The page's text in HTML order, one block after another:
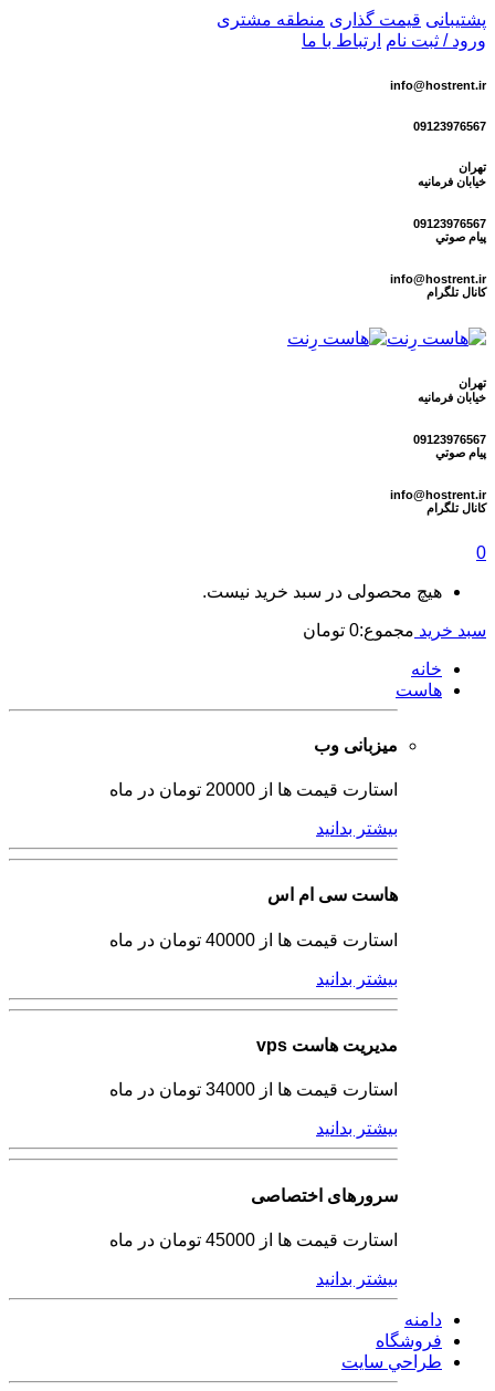
پشتیبانی قیمت گذاری منطقه مشتری
ورود / ثبت نام ارتباط با ما
info@hostrent.ir
09123976567
تهران
خیابان فرمانيه
09123976567
پيام صوتي
info@hostrent.ir
كانال تلگرام
تهران
خیابان فرمانيه
09123976567
پيام صوتي
info@hostrent.ir
كانال تلگرام
0
هیچ محصولی در سبد خرید نیست.
سبد خرید مجموع:0 تومان
خانه
هاست
میزبانی وب
استارت قیمت ها از 20000 تومان در ماه
بیشتر بدانید
هاست سی ام اس
استارت قیمت ها از 40000 تومان در ماه
بیشتر بدانید
مدیریت هاست vps
استارت قیمت ها از 34000 تومان در ماه
بیشتر بدانید
سرورهای اختصاصی
استارت قیمت ها از 45000 تومان در ماه
بیشتر بدانید
دامنه
فروشگاه
طراحي سايت